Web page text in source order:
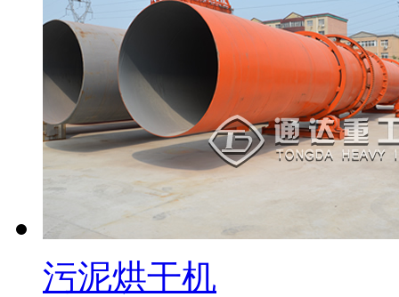
污泥烘干机